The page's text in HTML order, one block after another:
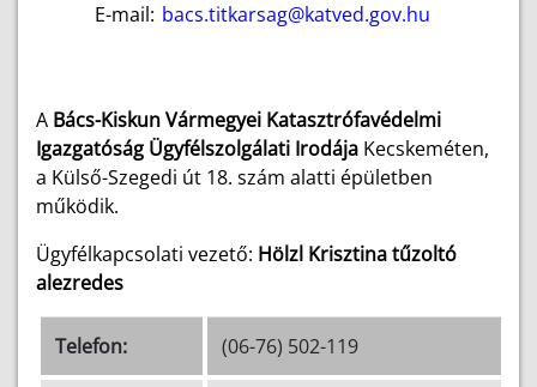
E-mail: bacs.titkarsag@katved.gov.hu
A Bács-Kiskun Vármegyei Katasztrófavédelmi
Igazgatóság Ügyfélszolgálati Irodája Kecskeméten,
a Külső-Szegedi út 18. szám alatti épületben
működik.
Ügyfélkapcsolati vezető: Hölzl Krisztina tűzoltó
alezredes
Telefon: (06-76) 502-119